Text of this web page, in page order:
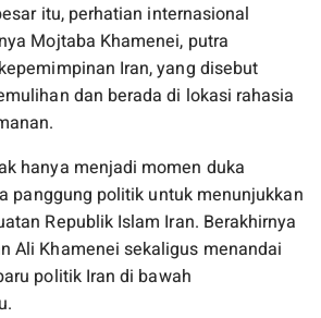
itu, perhatian internasional
Mojtaba Khamenei, putra
Iran, yang disebut
dan berada di lokasi rahasia
hanya menjadi momen duka
panggung politik untuk menunjukkan
Republik Islam Iran. Berakhirnya
Ali Khamenei sekaligus menandai
politik Iran di bawah